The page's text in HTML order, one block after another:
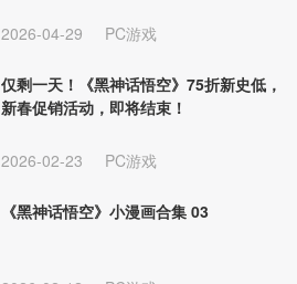
2026-04-29 PC游戏
仅剩一天！《黑神话悟空》75折新史低，
新春促销活动，即将结束！
2026-02-23 PC游戏
《黑神话悟空》小漫画合集 03